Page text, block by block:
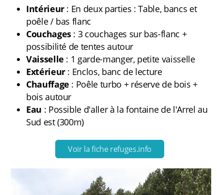
Intérieur: En deux parties : Table, bancs et
poêle / bas flanc
Couchages: 3 couchages sur bas-flanc +
possibilité de tentes autour
Vaisselle : 1 garde-manger, petite vaisselle
Extérieur: Enclos, banc de lecture
Chauffage : Poêle turbo + réserve de bois +
bois autour
Eau : Possible d'aller à la fontaine de l'Arrel au
Sud est (300m)
Voir la fiche refuges.info
Carte des cabanes
Bauges
Baronnies Provençales